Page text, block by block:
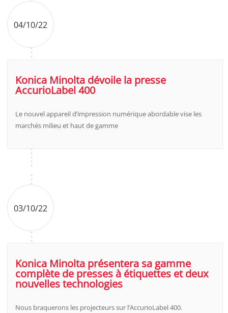
04/10/22
Konica Minolta dévoile la presse
AccurioLabel 400
Le nouvel appareil d’impression numérique abordable vise les
marchés milieu et haut de gamme
03/10/22
Konica Minolta présentera sa gamme
complète de presses à étiquettes et deux
nouvelles technologies
Nous braquerons les projecteurs sur l’AccurioLabel 400.